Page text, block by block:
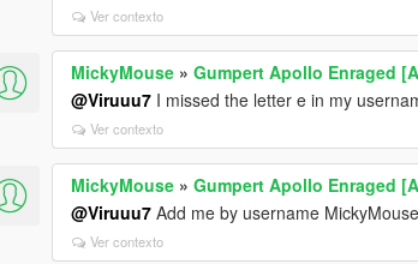
Ver contexto
MickyMouse »Gumpert Apollo Enraged
@Viruuu7 I missed the letter e in my
Ver contexto
MickyMouse »Gumpert Apollo Enraged
@Viruuu7 Add me by username MickyMouse
Ver contexto